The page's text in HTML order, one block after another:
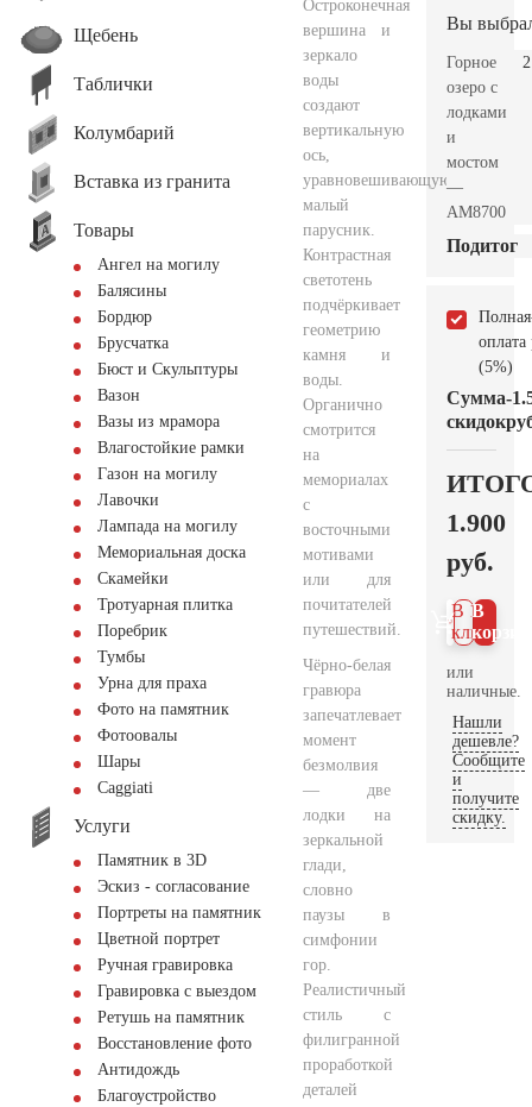
Щебень
Таблички
Колумбарий
Вставка из гранита
Товары
Ангел на могилу
Балясины
Бордюр
Брусчатка
Бюст и Скульптуры
Вазон
Вазы из мрамора
Влагостойкие рамки
Газон на могилу
Лавочки
Лампада на могилу
Мемориальная доска
Скамейки
Тротуарная плитка
Поребрик
Тумбы
Урна для праха
Фото на памятник
Фотоовалы
Шары
Сaggiati
Услуги
Памятник в 3D
Эскиз - согласование
Портреты на памятник
Цветной портрет
Ручная гравировка
Гравировка с выездом
Ретушь на памятник
Восстановление фото
Антидождь
Благоустройство
Остроконечная
вершина и
зеркало
воды
создают
вертикальную
ось,
уравновешивающую
малый
парусник.
Контрастная
светотень
подчёркивает
геометрию
камня и
воды.
Органично
смотрится
на
мемориалах
с
восточными
мотивами
или для
почитателей
путешествий.
Чёрно-белая
гравюра
запечатлевает
момент
безмолвия
— две
лодки на
зеркальной
глади,
словно
паузы в
симфонии
гор.
Реалистичный
стиль с
филигранной
проработкой
деталей
Вы
Горное
озеро с
лодками
и
мостом
—
AM8700
Подитог
Полная
оплата
(5%)
Сумма
скидок
-
1.900
руб.
В
В 1
клик
или
наличные.
Нашли
дешевле?
Сообщите
и
получите
скидку.